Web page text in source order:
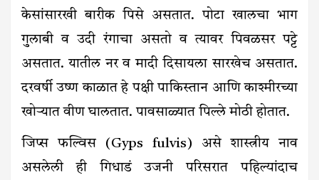
केसांसारखी बारीक पिसे असतात. पोटा खालचा भाग
गुलाबी व उदी रंगाचा असतो व त्यावर पिवळसर पट्टे
असतात. यातील‌ नर व मादी दिसायला सारखेच असतात.
दरवर्षी उष्ण काळात हे पक्षी पाकिस्तान आणि काश्मीरच्या
खोऱ्यात वीण घालतात. पावसाळ्यात पिल्ले मोठी होतात.
जिप्स फल्विस (Gyps fulvis) असे शास्त्रीय नाव
असलेली ही गिधाडं उजनी परिसरात पहिल्यांदाच